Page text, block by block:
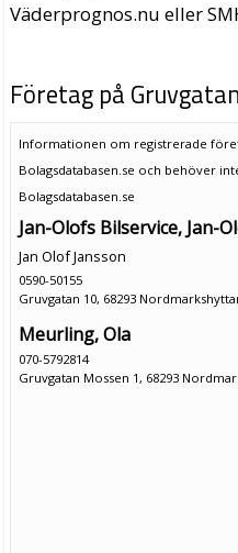
Väderprognos.nu eller
Företag på Gruvgatan
Informationen om registrerade
Bolagsdatabasen.se och behöver
Bolagsdatabasen.se
Jan-Olofs Bilservice, Jan-
Jan Olof Jansson
0590-50155
Gruvgatan 10, 68293
Meurling, Ola
070-5792814
Gruvgatan Mossen 1, 68293